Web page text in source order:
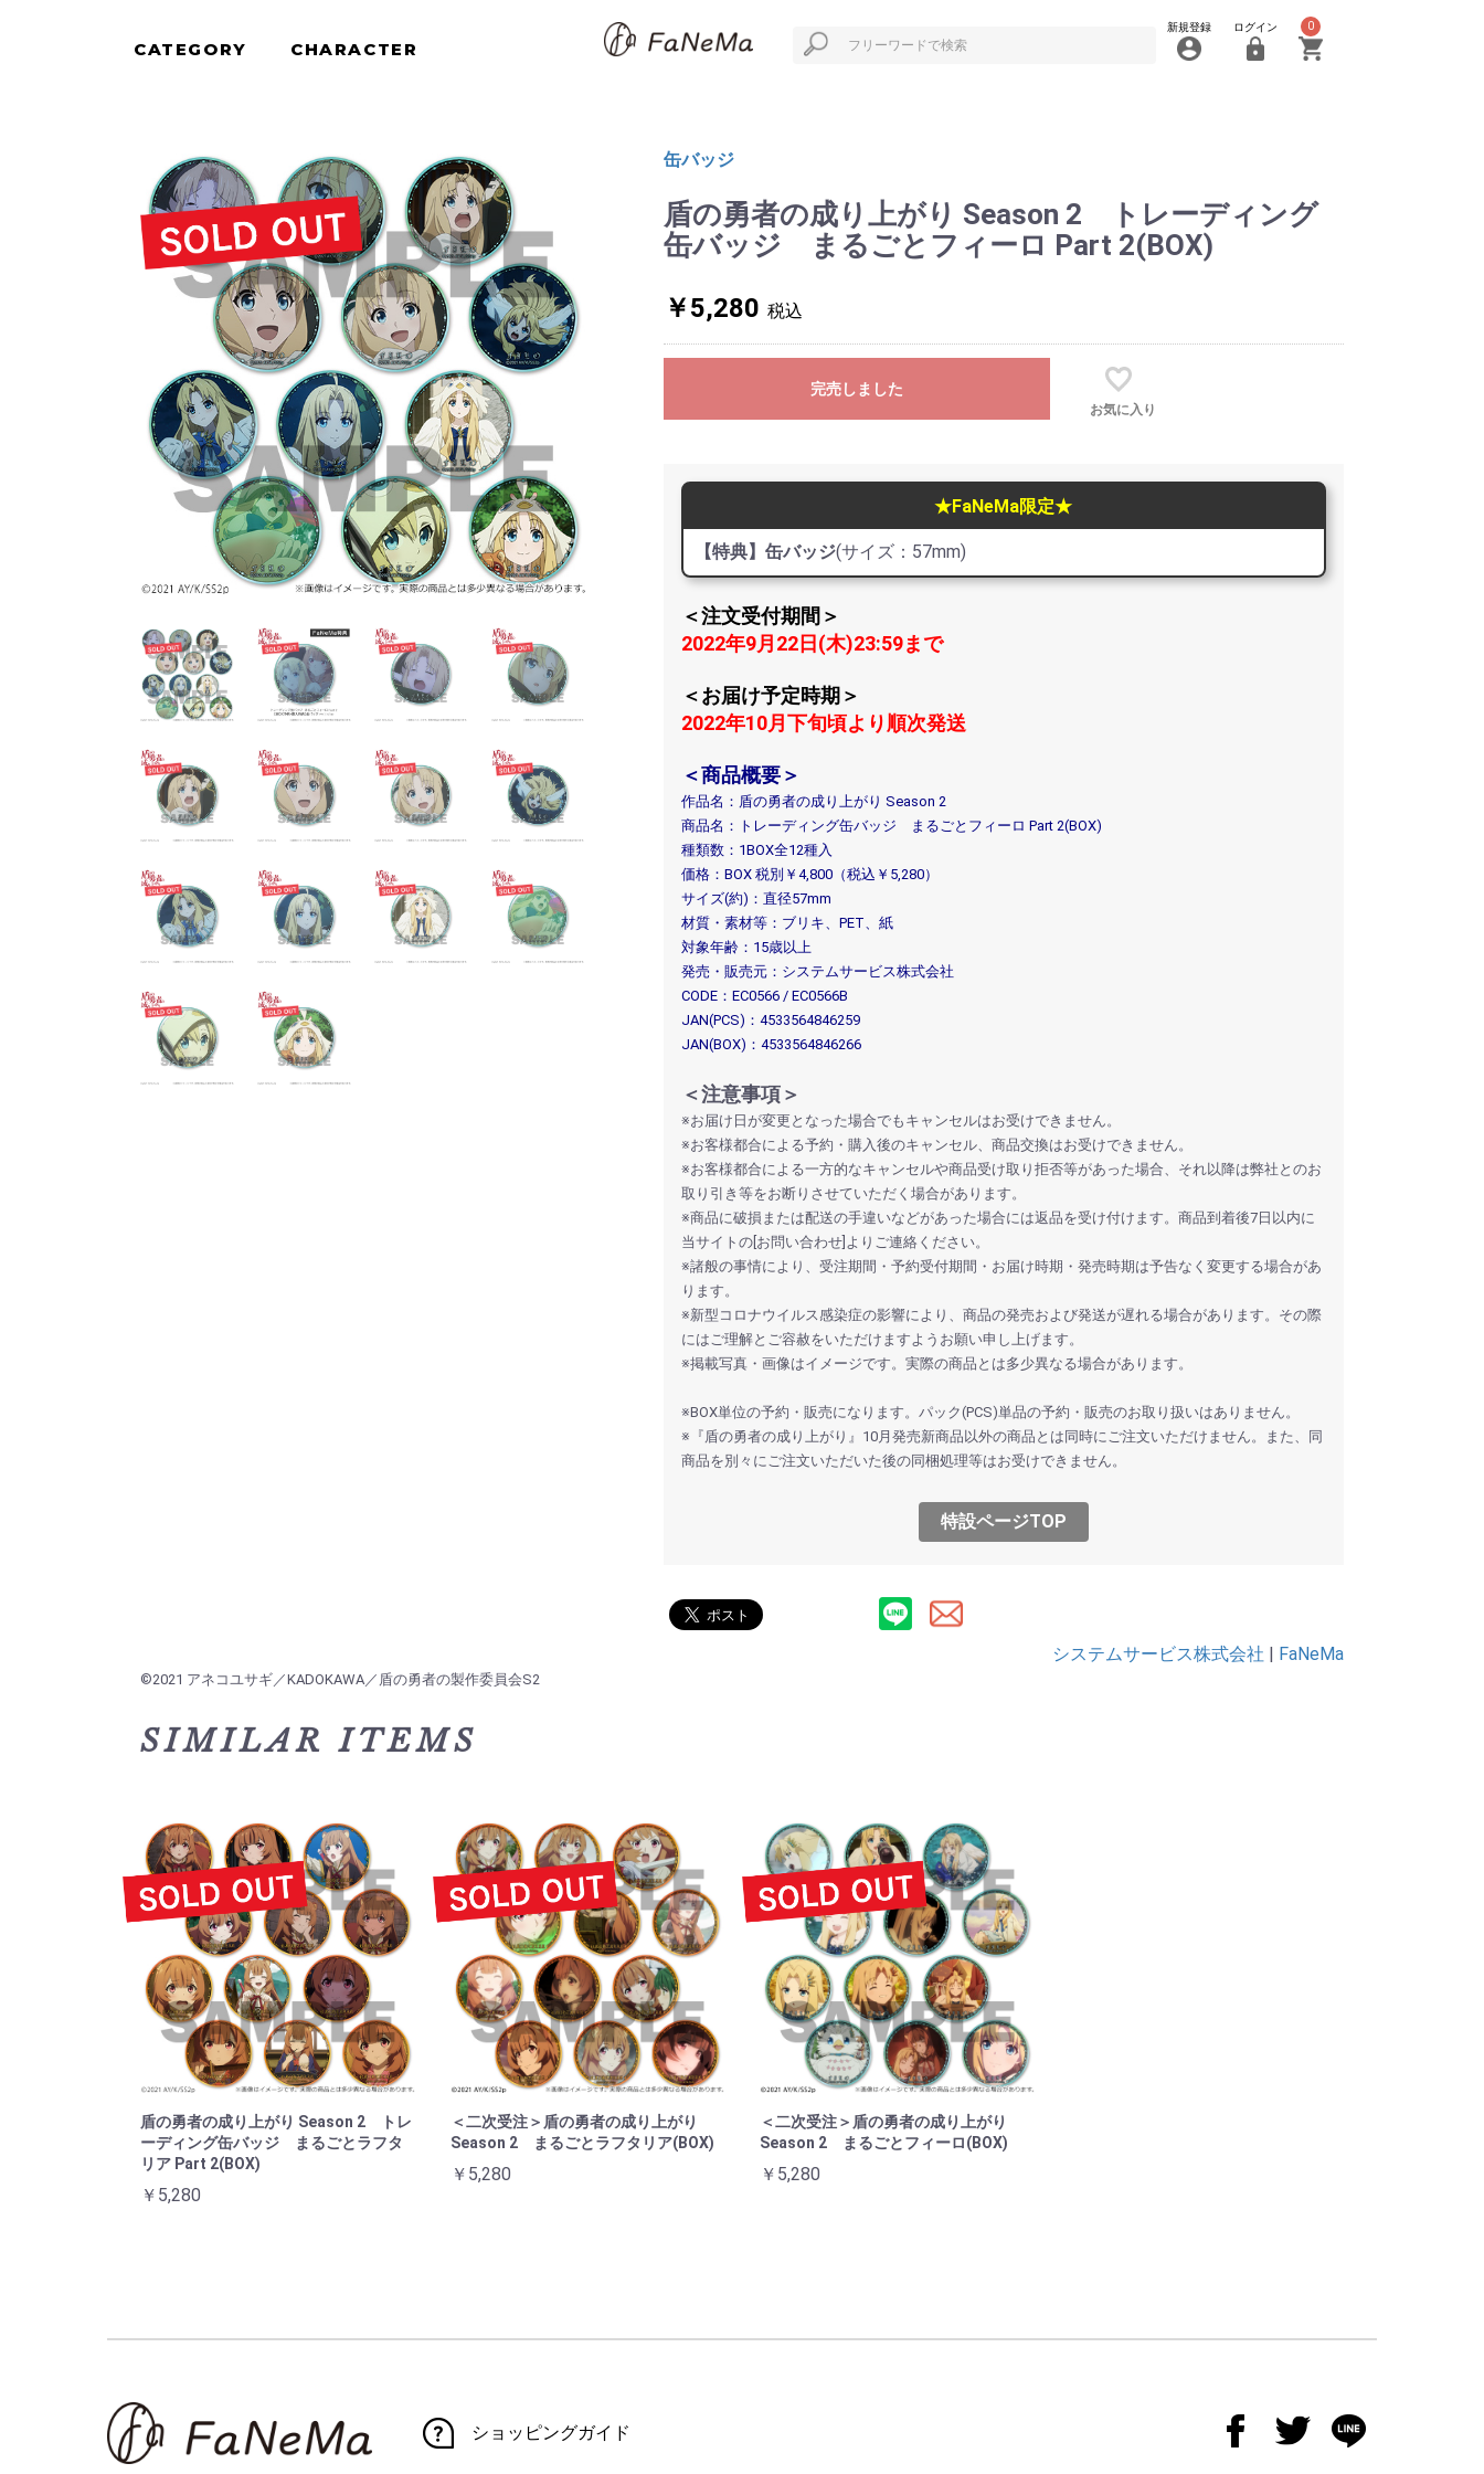
CATEGORY CHARACTER
新規登録 ログイン 0
缶バッジ
盾の勇者の成り上がり Season 2 トレーディング
缶バッジ まるごとフィーロ Part 2(BOX)
￥5,280 税込
完売しました
お気に入り
お買い物を続ける カートへ進む
★FaNeMa限定★
【特典】缶バッジ(サイズ：57mm)
＜注文受付期間＞
2022年9月22日(木)23:59まで
＜お届け予定時期＞
2022年10月下旬頃より順次発送
＜商品概要＞
作品名：盾の勇者の成り上がり Season 2
商品名：トレーディング缶バッジ まるごとフィーロ Part 2(BOX)
種類数：1BOX全12種入
価格：BOX 税別￥4,800（税込￥5,280）
サイズ(約)：直径57mm
材質・素材等：ブリキ、PET、紙
対象年齢：15歳以上
発売・販売元：システムサービス株式会社
CODE：EC0566 / EC0566B
JAN(PCS)：4533564846259
JAN(BOX)：4533564846266
＜注意事項＞
※お届け日が変更となった場合でもキャンセルはお受けできません。
※お客様都合による予約・購入後のキャンセル、商品交換はお受けできません。
※お客様都合による一方的なキャンセルや商品受け取り拒否等があった場合、それ以降は弊社とのお
取り引き等をお断りさせていただく場合があります。
※商品に破損または配送の手違いなどがあった場合には返品を受け付けます。商品到着後7日以内に
当サイトの[お問い合わせ]よりご連絡ください。
※諸般の事情により、受注期間・予約受付期間・お届け時期・発売時期は予告なく変更する場合があ
ります。
※新型コロナウイルス感染症の影響により、商品の発売および発送が遅れる場合があります。その際
にはご理解とご容赦をいただけますようお願い申し上げます。
※掲載写真・画像はイメージです。実際の商品とは多少異なる場合があります。
※BOX単位の予約・販売になります。パック(PCS)単品の予約・販売のお取り扱いはありません。
※『盾の勇者の成り上がり』10月発売新商品以外の商品とは同時にご注文いただけません。また、同
商品を別々にご注文いただいた後の同梱処理等はお受けできません。
特設ページTOP
システムサービス株式会社 | FaNeMa
©2021 アネコユサギ／KADOKAWA／盾の勇者の製作委員会S2
SIMILAR ITEMS
盾の勇者の成り上がり Season 2 トレ
ーディング缶バッジ まるごとラフタ
リア Part 2(BOX)
￥5,280
＜二次受注＞盾の勇者の成り上がり
Season 2 まるごとラフタリア(BOX)
￥5,280
＜二次受注＞盾の勇者の成り上がり
Season 2 まるごとフィーロ(BOX)
￥5,280
ショッピングガイド